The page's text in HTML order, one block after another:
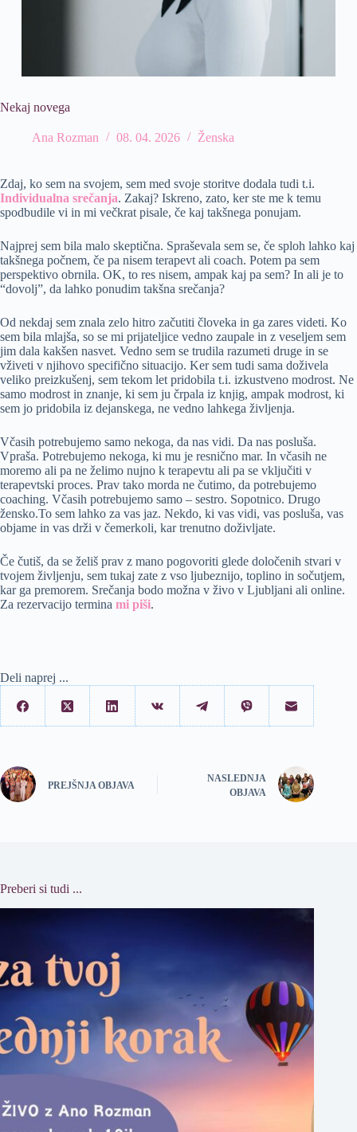
Nekaj novega
Ana Rozman 08. 04. 2026 Ženska
Zdaj, ko sem na svojem, sem med svoje storitve dodala tudi t.i.
Individualna srečanja. Zakaj? Iskreno, zato, ker ste me k temu
spodbudile vi in mi večkrat pisale, če kaj takšnega ponujam.
Najprej sem bila malo skeptična. Spraševala sem se, če sploh lahko kaj
takšnega počnem, če pa nisem terapevt ali coach. Potem pa sem
perspektivo obrnila. OK, to res nisem, ampak kaj pa sem? In ali je to
“dovolj”, da lahko ponudim takšna srečanja?
Od nekdaj sem znala zelo hitro začutiti človeka in ga zares videti. Ko
sem bila mlajša, so se mi prijateljice vedno zaupale in z veseljem sem
jim dala kakšen nasvet. Vedno sem se trudila razumeti druge in se
vživeti v njihovo specifično situacijo. Ker sem tudi sama doživela
veliko preizkušenj, sem tekom let pridobila t.i. izkustveno modrost. Ne
samo modrost in znanje, ki sem ju črpala iz knjig, ampak modrost, ki
sem jo pridobila iz dejanskega, ne vedno lahkega življenja.
Včasih potrebujemo samo nekoga, da nas vidi. Da nas posluša.
Vpraša. Potrebujemo nekoga, ki mu je resnično mar. In včasih ne
moremo ali pa ne želimo nujno k terapevtu ali pa se vključiti v
terapevtski proces. Prav tako morda ne čutimo, da potrebujemo
coaching. Včasih potrebujemo samo – sestro. Sopotnico. Drugo
žensko.To sem lahko za vas jaz. Nekdo, ki vas vidi, vas posluša, vas
objame in vas drži v čemerkoli, kar trenutno doživljate.
Če čutiš, da se želiš prav z mano pogovoriti glede določenih stvari v
tvojem življenju, sem tukaj zate z vso ljubeznijo, toplino in sočutjem,
kar ga premorem. Srečanja bodo možna v živo v Ljubljani ali online.
Za rezervacijo termina mi piši.
Deli naprej ...
PREJŠNJA OBJAVA
NASLEDNJA
OBJAVA
Preberi si tudi ...